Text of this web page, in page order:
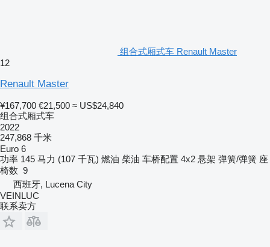
组合式厢式车 Renault Master
12
Renault Master
¥167,700 €21,500 ≈ US$24,840
组合式厢式车
2022
247,868 千米
Euro 6
功率 145 马力 (107 千瓦) 燃油 柴油 车桥配置 4x2 悬架 弹簧/弹簧 座
椅数 9
西班牙, Lucena City
VEINLUC
联系卖方